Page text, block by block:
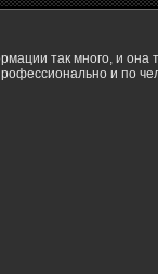
так много, и она
и по